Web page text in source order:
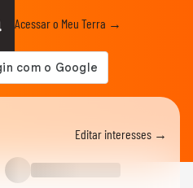
Acessar o Meu Terra →
Editar interesses →